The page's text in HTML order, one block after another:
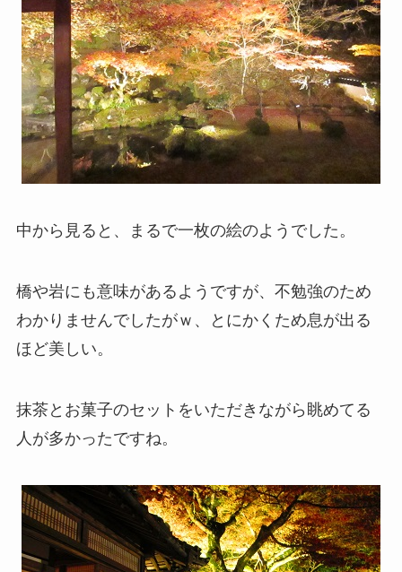
中から見ると、まるで一枚の絵のようでした。
橋や岩にも意味があるようですが、不勉強のため
わかりませんでしたがｗ、とにかくため息が出る
ほど美しい。
抹茶とお菓子のセットをいただきながら眺めてる
人が多かったですね。